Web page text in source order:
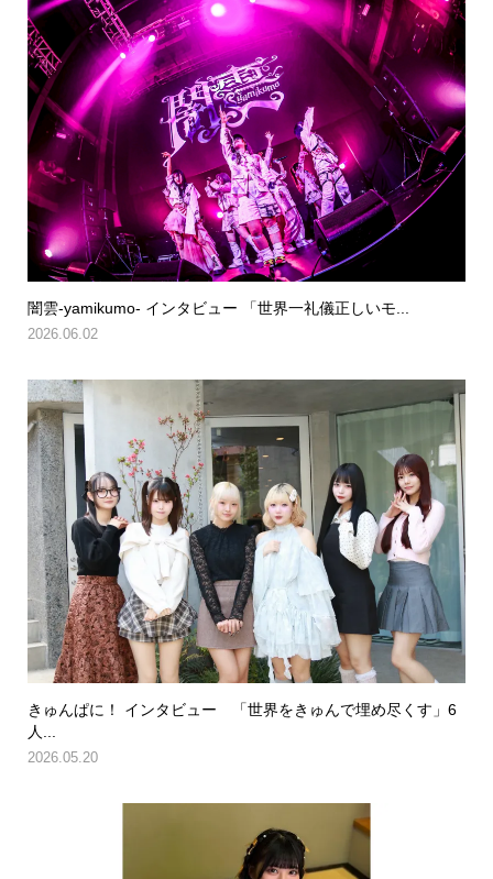
闇雲-yamikumo- インタビュー 「世界一礼儀正しいモ...
2026.06.02
きゅんぱに！ インタビュー 「世界をきゅんで埋め尽くす」6
人...
2026.05.20